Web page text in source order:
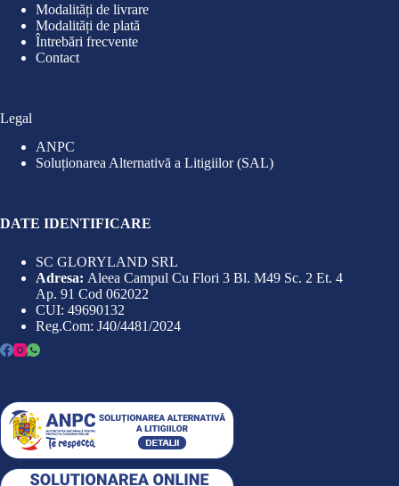
Modalități de livrare
Modalități de plată
Întrebări frecvente
Contact
Legal
ANPC
Soluționarea Alternativă a Litigiilor (SAL)
DATE IDENTIFICARE
SC GLORYLAND SRL
Adresa: Aleea Campul Cu Flori 3 Bl. M49 Sc. 2 Et. 4
Ap. 91 Cod 062022
CUI: 49690132
Reg.Com: J40/4481/2024